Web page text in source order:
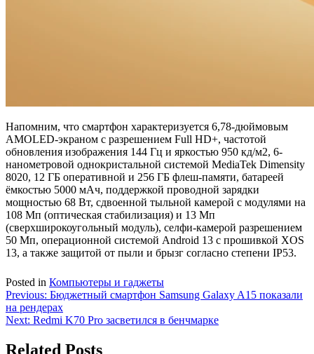
Напомним, что смартфон характеризуется 6,78-дюймовым
AMOLED-экраном с разрешением Full HD+, частотой
обновления изображения 144 Гц и яркостью 950 кд/м2, 6-
нанометровой однокристальной системой MediaTek Dimensity
8020, 12 ГБ оперативной и 256 ГБ флеш-памяти, батареей
ёмкостью 5000 мАч, поддержкой проводной зарядки
мощностью 68 Вт, сдвоенной тыльной камерой с модулями на
108 Мп (оптическая стабилизация) и 13 Мп
(сверхширокоугольный модуль), селфи-камерой разрешением
50 Мп, операционной системой Android 13 с прошивкой XOS
13, а также защитой от пыли и брызг согласно степени IP53.
Posted in Компьютеры и гаджеты
Навигация
по
Previous: Бюджетный смартфон Samsung Galaxy A15 показали
на рендерах
Next: Redmi K70 Pro засветился в бенчмарке
Related Posts